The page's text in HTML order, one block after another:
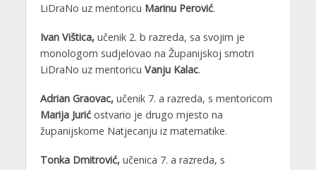
LiDraNo uz mentoricu Marinu Perović.
Ivan Vištica, učenik 2. b razreda, sa svojim je
monologom sudjelovao na Županijskoj smotri
LiDraNo uz mentoricu Vanju Kalac.
Adrian Graovac, učenik 7. a razreda, s mentoricom
Marija Jurićostvario je drugo mjesto na
županijskome Natjecanju iz matematike.
Tonka Dmitrović, učenica 7. a razreda, s